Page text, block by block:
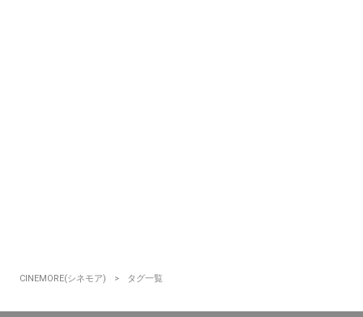
CINEMORE(シネモア) タグ一覧